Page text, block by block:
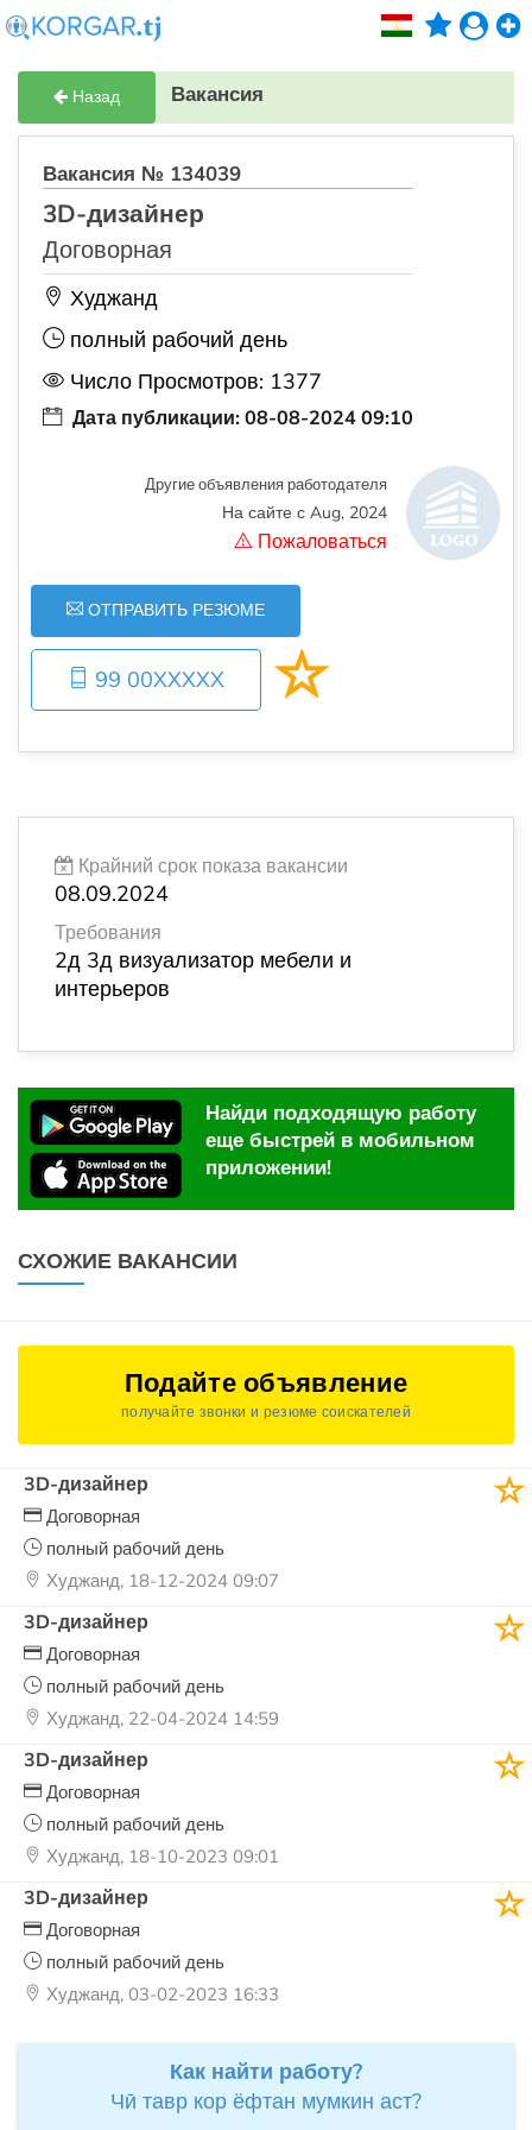
Назад Вакансия
Вакансия № 134039
3D-дизайнер
Договорная
Худжанд
полный рабочий день
Число Просмотров: 1377
Дата публикации: 08-08-2024 09:10
Другие объявления работодателя
На сайте с Aug, 2024
Пожаловаться
ОТПРАВИТЬ РЕЗЮМЕ
99 00XXXXX
Крайний срок показа вакансии
08.09.2024
Требования
2д 3д визуализатор мебели и
интерьеров
Найди подходящую работу
еще быстрей в мобильном
приложении!
СХОЖИЕ ВАКАНСИИ
Подайте объявление
получайте звонки и резюме соискателей
3D-дизайнер
Договорная
полный рабочий день
Худжанд, 18-12-2024 09:07
3D-дизайнер
Договорная
полный рабочий день
Худжанд, 22-04-2024 14:59
3D-дизайнер
Договорная
полный рабочий день
Худжанд, 18-10-2023 09:01
3D-дизайнер
Договорная
полный рабочий день
Худжанд, 03-02-2023 16:33
Как найти работу?
Чӣ тавр кор ёфтан мумкин аст?